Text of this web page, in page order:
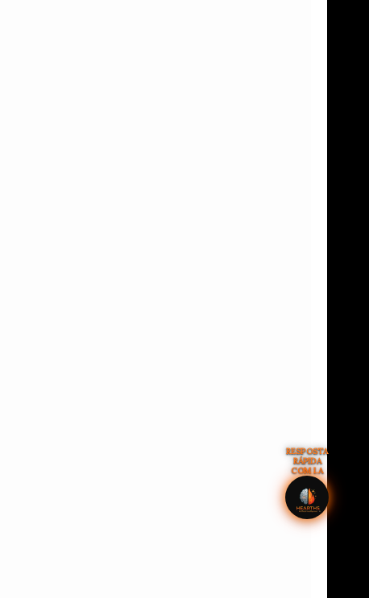
RESPOSTA
RÁPIDA
COM I.A